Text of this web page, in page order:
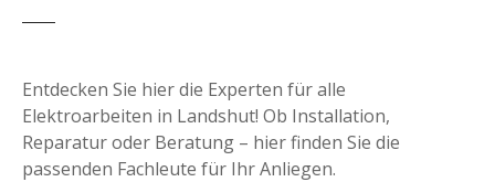
Entdecken Sie hier die Experten für alle
Elektroarbeiten in Landshut! Ob Installation,
Reparatur oder Beratung – hier finden Sie die
passenden Fachleute für Ihr Anliegen.